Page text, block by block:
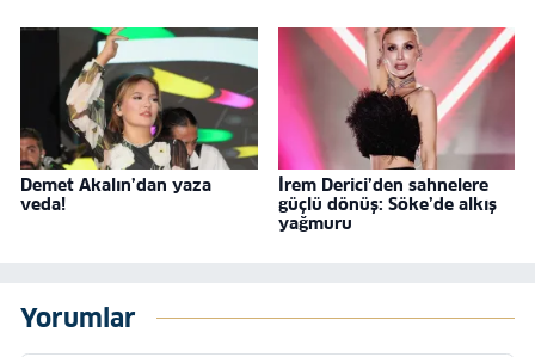
Demet Akalın’dan yaza
veda!
İrem Derici’den sahnelere
güçlü dönüş: Söke’de alkış
yağmuru
Yorumlar